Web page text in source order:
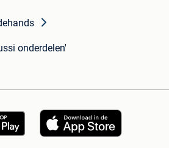
onderdelen'